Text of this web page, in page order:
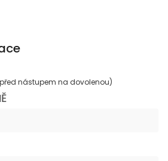
před nástupem na dovolenou)